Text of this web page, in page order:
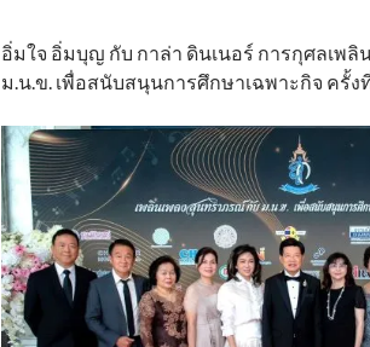
อิ่มใจ อิ่มบุญ กับ กาล่า ดินเนอร์ การกุศลเพ
ม.น.ข. เพื่อสนับสนุนการศึกษาเฉพาะกิจ ครั้ง